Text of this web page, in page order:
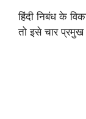
हिंदी निबंध के
तो इसे चार